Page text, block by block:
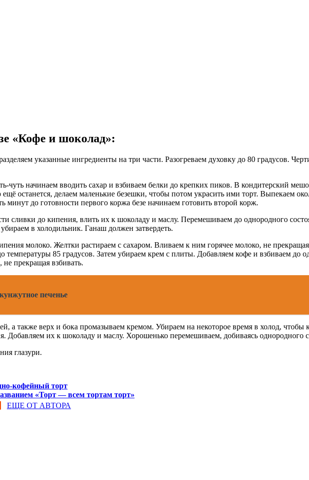
«Кофе и шоколад»:
указанные ингредиенты на три части. Разогреваем духовку до 80 градусов.
чуть начинаем вводить сахар и взбиваем белки до крепких пиков. В кондитерский
ещё останется, делаем маленькие безешки, чтобы потом украсить ими торт. Выпекаем
минут до готовности первого коржа безе начинаем готовить второй корж.
сливки до кипения, влить их к шоколаду и маслу. Перемешиваем до однородного
в холодильник. Ганаш должен затвердеть.
молоко. Желтки растираем с сахаром. Вливаем к ним горячее молоко, не
85 градусов. Затем убираем крем с плиты. Добавляем кофе и взбиваем до
прекращая взбивать.
печенье
а также верх и бока промазываем кремом. Убираем на некоторое время в холод, чтобы
Добавляем их к шоколаду и маслу. Хорошенько перемешиваем, добиваясь однородного
глазури.
кофейный торт
«Торт — всем тортам торт»
ЕЩЕ ОТ АВТОРА